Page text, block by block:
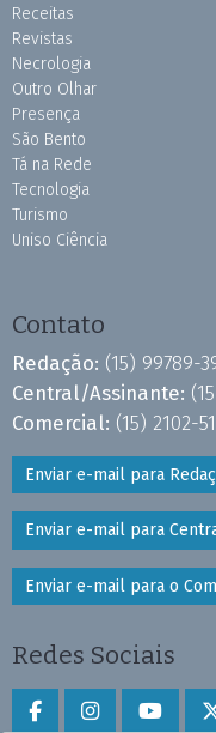
Receitas
Revistas
Necrologia
Outro Olhar
Presença
São Bento
Tá na Rede
Tecnologia
Turismo
Uniso Ciência
Contato
Redação: (15) 99789-
Central/Assinante:
Comercial: (15) 2102-
Enviar e-mail para
Enviar e-mail para
Enviar e-mail para o
Redes Sociais